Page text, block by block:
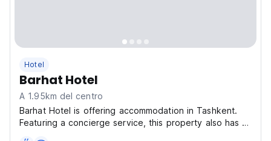
Hotel
Barhat Hotel
A 1.95km del centro
Barhat Hotel is offering accommodation in Tashkent.
Featuring a concierge service, this property also has a